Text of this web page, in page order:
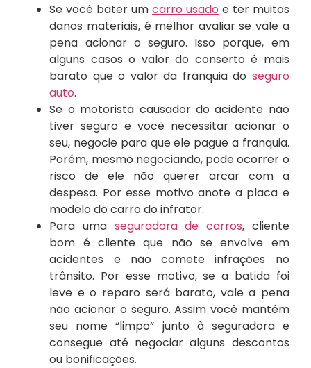
Se você bater um carro usado e ter muitos
danos materiais, é melhor avaliar se vale a
pena acionar o seguro. Isso porque, em
alguns casos o valor do conserto é mais
barato que o valor da franquia do seguro
auto.
Se o motorista causador do acidente não
tiver seguro e você necessitar acionar o
seu, negocie para que ele pague a franquia.
Porém, mesmo negociando, pode ocorrer o
risco de ele não querer arcar com a
despesa. Por esse motivo anote a placa e
modelo do carro do infrator.
Para uma seguradora de carros, cliente
bom é cliente que não se envolve em
acidentes e não comete infrações no
trânsito. Por esse motivo, se a batida foi
leve e o reparo será barato, vale a pena
não acionar o seguro. Assim você mantém
seu nome “limpo” junto à seguradora e
consegue até negociar alguns descontos
ou bonificações.